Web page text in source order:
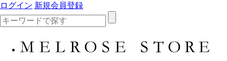
ログイン 新規会員登録